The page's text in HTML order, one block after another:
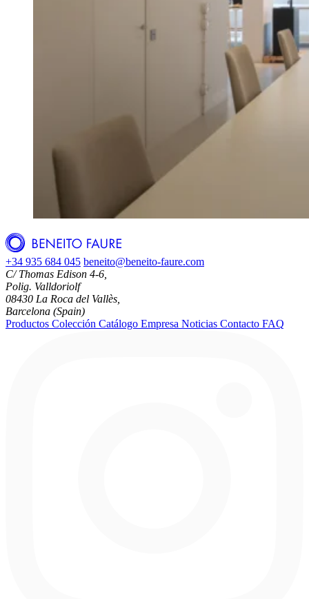
+34 935 684 045 beneito@beneito-faure.com
C/ Thomas Edison 4-6,
Polig. Valldoriolf
08430 La Roca del Vallès,
Barcelona (Spain)
Productos Colección Catálogo Empresa Noticias Contacto FAQ